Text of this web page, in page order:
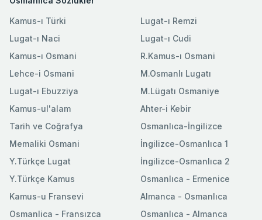
Kamus-ı Türki
Lugat-ı Naci
Kamus-ı Osmani
Lehce-i Osmani
Lugat-ı Ebuzziya
Lugat-ı Remzi
Lugat-ı Cudi
R.Kamus-ı Osmani
M.Osmanlı Lugatı
M.Lügatı Osmaniye
Kamus-ul'alam
Tarih ve Coğrafya
Memaliki Osmani
Y.Türkçe Lugat
Y.Türkçe Kamus
Ahter-i Kebir
Osmanlıca-İngilizce
İngilizce-Osmanlıca 1
İngilizce-Osmanlıca 2
Osmanlıca - Ermenice
Kamus-u Fransevi
Osmanlica - Fransızca
Almanca - Osmanlıca
Osmanlıca - Almanca